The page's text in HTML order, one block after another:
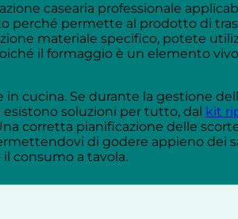
casearia professionale
perché permette al prodotto di
materiale specifico, potete
il formaggio è un elemento
cucina. Se durante la gestione
soluzioni per tutto, dal kit
corretta pianificazione delle
di godere appieno dei
consumo a tavola.